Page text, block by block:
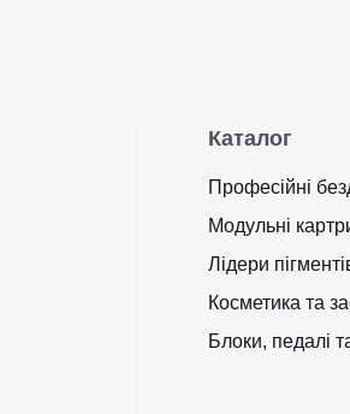
Каталог
Професійні
Модульні
Лідери
Косметика та
Блоки, педалі